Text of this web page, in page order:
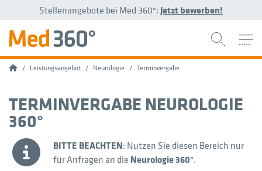
Stellenangebote bei Med 360°: Jetzt bewerben!
HomeLeistungsangebot Neurologie Terminvergabe
TERMINVERGABE NEUROLOGIE
360°
BITTE BEACHTEN: Nutzen Sie diesen Bereich nur
für Anfragen an die Neurologie 360°.